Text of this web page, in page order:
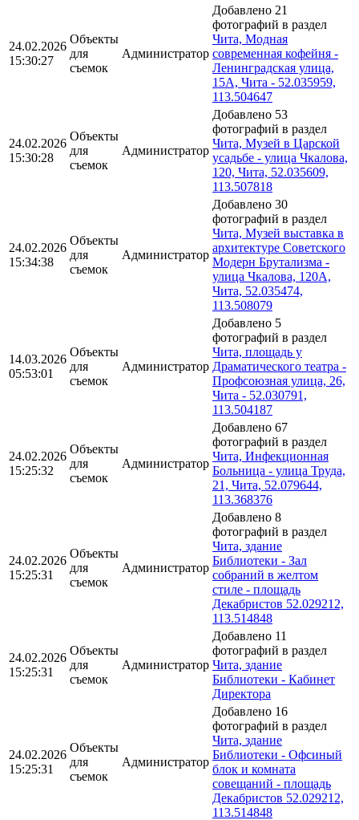
24.02.2026
15:30:27
Объекты
для
съемок
Администратор
Добавлено 21
фотографий в раздел
Чита, Модная
современная кофейня -
Ленинградская улица,
15А, Чита - 52.035959,
113.504647
24.02.2026
15:30:28
Объекты
для
съемок
Администратор
Добавлено 53
фотографий в раздел
Чита, Музей в Царской
усадьбе - улица Чкалова,
120, Чита, 52.035609,
113.507818
24.02.2026
15:34:38
Объекты
для
съемок
Администратор
Добавлено 30
фотографий в раздел
Чита, Музей выставка в
архитектуре Советского
Модерн Брутализма -
улица Чкалова, 120А,
Чита, 52.035474,
113.508079
14.03.2026
05:53:01
Объекты
для
съемок
Администратор
Добавлено 5
фотографий в раздел
Чита, площадь у
Драматического театра -
Профсоюзная улица, 26,
Чита - 52.030791,
113.504187
24.02.2026
15:25:32
Объекты
для
съемок
Администратор
Добавлено 67
фотографий в раздел
Чита, Инфекционная
Больница - улица Труда,
21, Чита, 52.079644,
113.368376
24.02.2026
15:25:31
Объекты
для
съемок
Администратор
Добавлено 8
фотографий в раздел
Чита, здание
Библиотеки - Зал
собраний в желтом
стиле - площадь
Декабристов 52.029212,
113.514848
24.02.2026
15:25:31
Объекты
для
съемок
Администратор
Добавлено 11
фотографий в раздел
Чита, здание
Библиотеки - Кабинет
Директора
24.02.2026
15:25:31
Объекты
для
съемок
Администратор
Добавлено 16
фотографий в раздел
Чита, здание
Библиотеки - Офсиный
блок и комната
совещаний - площадь
Декабристов 52.029212,
113.514848